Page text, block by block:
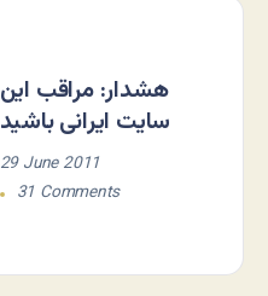
هشدار: مراقب این
سایت ایرانی باشید
29 June 2011
31 Comments